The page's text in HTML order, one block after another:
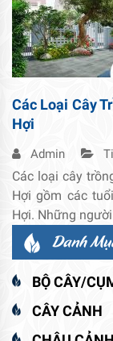
Các Loại Cây
Hợi
Admin
Các loại cây
Hợi gồm các
Hợi. Những
Danh
BỘ CÂY/
CÂY CẢNH